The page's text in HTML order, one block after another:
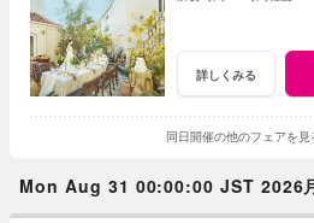
詳しくみる
同日開催の他のフェアを見
Mon Aug 31 00:00:00 JST 2026